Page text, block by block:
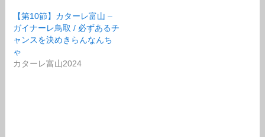
【第10節】カターレ富山 –
ガイナーレ鳥取 / 必ずあるチ
ャンスを決めきらんなんち
ゃ
カターレ富山2024